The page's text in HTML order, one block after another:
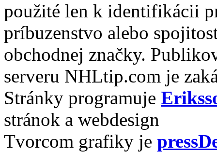
použité len k identifikácii
príbuzenstvo alebo
obchodnej značky.
serveru NHLtip.com je
Stránky programuje
stránok a webdesign
Tvorcom grafiky je